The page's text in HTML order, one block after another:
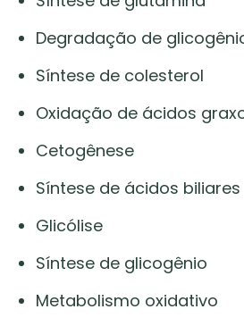
Degradação de
Síntese de colesterol
Oxidação de ácidos
Cetogênese
Síntese de ácidos biliares
Glicólise
Síntese de glicogênio
Metabolismo oxidativo